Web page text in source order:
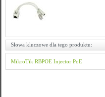
Słowa kluczowe dla tego produktu:
MikroTik RBPOE Injector PoE